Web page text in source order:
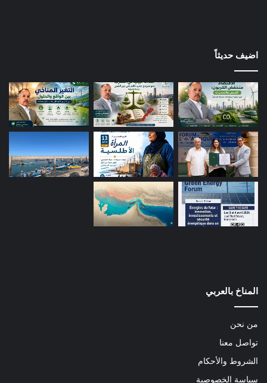
اضيف حديثاً
المناخ بالعربي
من نحن
تواصل معنا
الشروط والأحكام
سياسة الخصوصية